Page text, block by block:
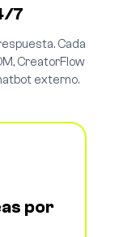
7
Cada
CreatorFlow
externo.
por